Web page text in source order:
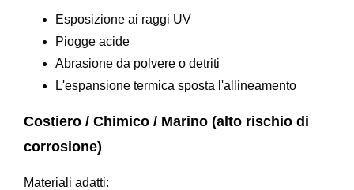
Esposizione ai raggi UV
Piogge acide
Abrasione da polvere o detriti
L'espansione termica sposta l'allineamento
Costiero / Chimico / Marino (alto rischio di
corrosione)
Materiali adatti: